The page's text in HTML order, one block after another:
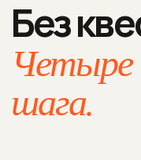
Без
шага.